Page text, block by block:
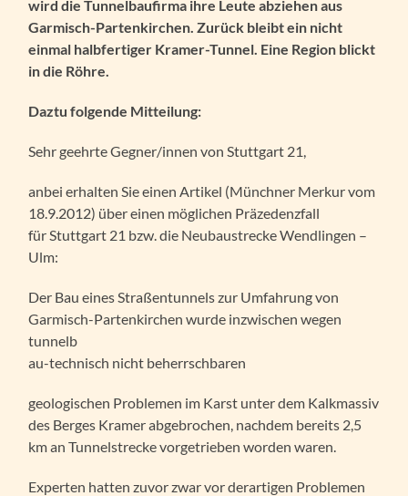
wird die Tunnelbaufirma ihre Leute abziehen aus
Garmisch-Partenkirchen. Zurück bleibt ein nicht
einmal halbfertiger Kramer-Tunnel. Eine Region blickt
in die Röhre.
Daztu folgende Mitteilung:
Sehr geehrte Gegner/innen von Stuttgart 21,
anbei erhalten Sie einen Artikel (Münchner Merkur vom
18.9.2012) über einen möglichen Präzedenzfall
für Stuttgart 21 bzw. die Neubaustrecke Wendlingen –
Ulm:
Der Bau eines Straßentunnels zur Umfahrung von
Garmisch-Partenkirchen wurde inzwischen wegen
tunnelb
au-technisch nicht beherrschbaren
geologischen Problemen im Karst unter dem Kalkmassiv
des Berges Kramer abgebrochen, nachdem bereits 2,5
km an Tunnelstrecke vorgetrieben worden waren.
Experten hatten zuvor zwar vor derartigen Problemen